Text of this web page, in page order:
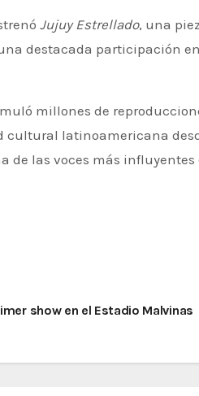
Jujuy Estrellado, una
destacada participación
millones de
cultural latinoamericana
de las voces más influyentes
show en el Estadio Malvinas